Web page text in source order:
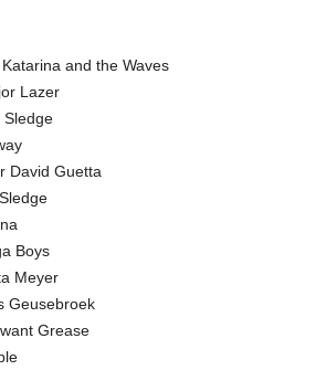
and the Waves
Lazer
Sledge
David Guetta
Boys
Meyer
Geusebroek
Grease